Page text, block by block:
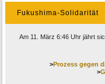
Fukushima-Solidarität
Am 11. März 6:46 Uhr jährt
>Prozess gegen
>